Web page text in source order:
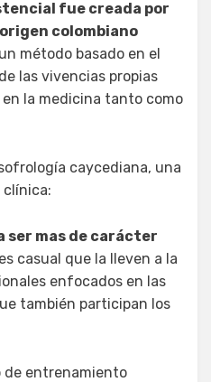
fue creada por
colombiano
método basado en el
las vivencias propias
la medicina tanto como
caycediana, una
clínica:
ser mas de carácter
casual que la lleven a la
enfocados en las
también participan los
de entrenamiento